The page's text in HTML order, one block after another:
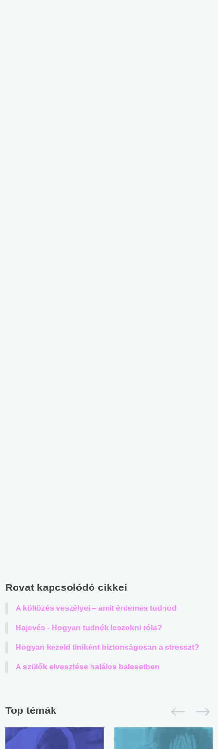
Rovat kapcsolódó cikkei
A költözés veszélyei – amit érdemes tudnod
Hajevés - Hogyan tudnék leszokni róla?
Hogyan kezeld tiniként biztonságosan a stresszt?
A szülők elvesztése halálos balesetben
Top témák